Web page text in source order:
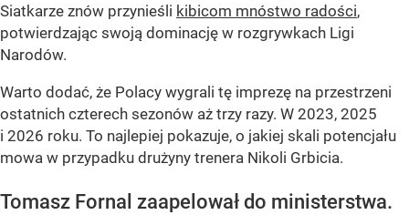
Siatkarze znów przynieśli kibicom mnóstwo radości,
potwierdzając swoją dominację w rozgrywkach Ligi
Narodów.
Warto dodać, że Polacy wygrali tę imprezę na przestrzeni
ostatnich czterech sezonów aż trzy razy. W 2023, 2025
i 2026 roku. To najlepiej pokazuje, o jakiej skali potencjału
mowa w przypadku drużyny trenera Nikoli Grbicia.
Tomasz Fornal zaapelował do ministerstwa.